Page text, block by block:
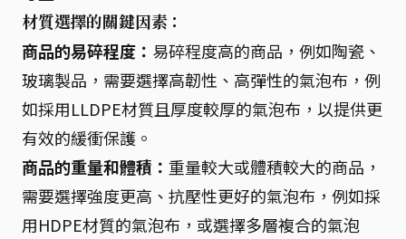
材質選擇的關鍵因素：
商品的易碎程度： 易碎程度高的商品，例如陶瓷、
玻璃製品，需要選擇高韌性、高彈性的氣泡布，例
如採用LLDPE材質且厚度較厚的氣泡布，以提供更
有效的緩衝保護。
商品的重量和體積： 重量較大或體積較大的商品，
需要選擇強度更高、抗壓性更好的氣泡布，例如採
用HDPE材質的氣泡布，或選擇多層複合的氣泡